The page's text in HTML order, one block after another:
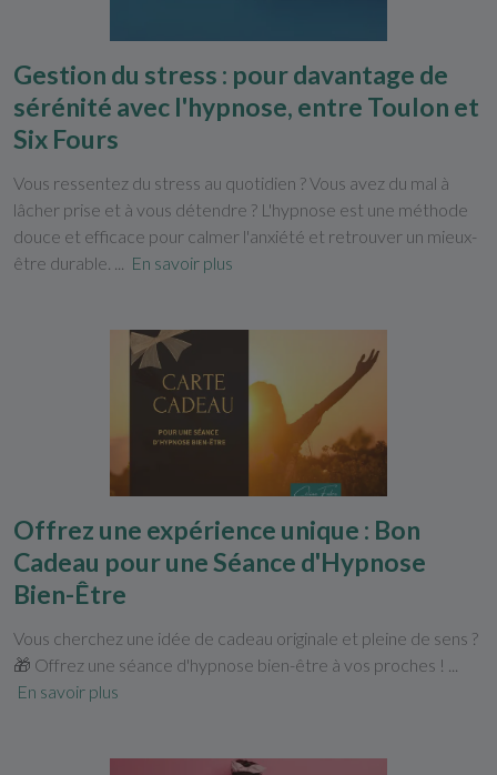
Gestion du stress : pour davantage de
sérénité avec l'hypnose, entre Toulon et
Six Fours
Vous ressentez du stress au quotidien ? Vous avez du mal à
lâcher prise et à vous détendre ? L'hypnose est une méthode
douce et efficace pour calmer l'anxiété et retrouver un mieux-
être durable. ...
En savoir plus
Offrez une expérience unique : Bon
Cadeau pour une Séance d'Hypnose
Bien-Être
Vous cherchez une idée de cadeau originale et pleine de sens ?
🎁 Offrez une séance d'hypnose bien-être à vos proches ! ...
En savoir plus